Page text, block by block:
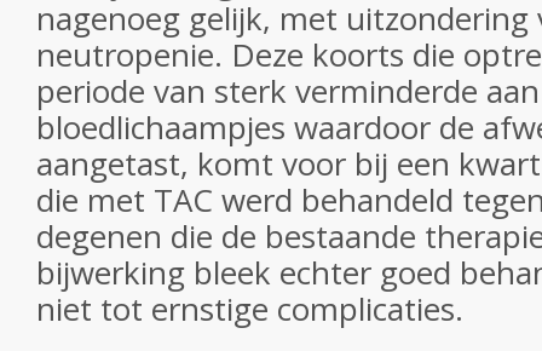
nagenoeg gelijk, met uitzondering
neutropenie. Deze koorts die
periode van sterk verminderde
bloedlichaampjes waardoor de
aangetast, komt voor bij een
die met TAC werd behandeld
degenen die de bestaande
bijwerking bleek echter goed
niet tot ernstige complicaties.